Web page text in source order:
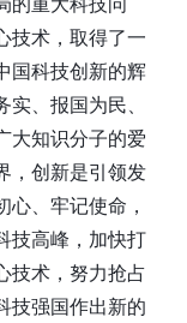
技术，取得了一
国科技创新的辉
、报国为民、
大知识分子的爱
，创新是引领发
、牢记使命，
技高峰，加快打
技术，努力抢占
技强国作出新的